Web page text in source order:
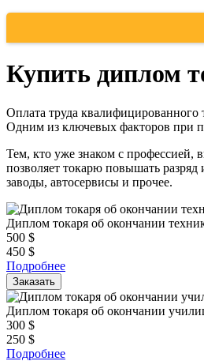
Купить диплом
Оплата труда квалифицированного
Одним из ключевых факторов при
Тем, кто уже знаком с профессией,
позволяет токарю повышать разряд
заводы, автосервисы и прочее.
Диплом токаря об окончании
500 $
450 $
Подробнее
Заказать
Диплом токаря об окончании
300 $
250 $
Подробнее